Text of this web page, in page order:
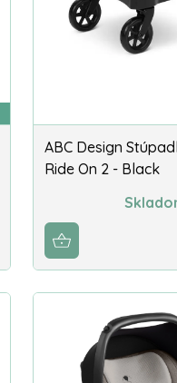
ABC Design
Ride On 2 - Black